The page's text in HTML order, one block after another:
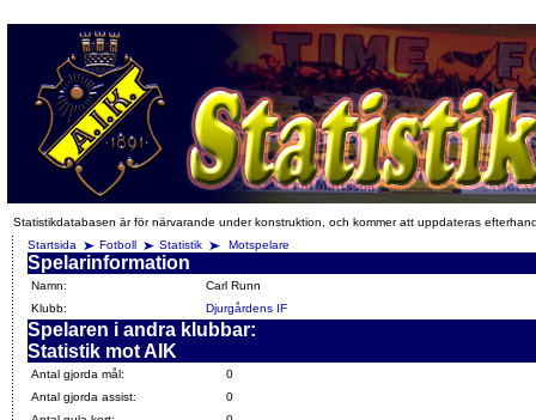
Statistikdatabasen är för närvarande under konstruktion, och kommer att uppdateras
Startsida
Fotboll Statistik Motspelare
Spelarinformation
Namn:
Carl Runn
Klubb:
Djurgårdens IF
Spelaren i andra klubbar:
Statistik mot AIK
Antal gjorda mål:
0
Antal gjorda assist:
0